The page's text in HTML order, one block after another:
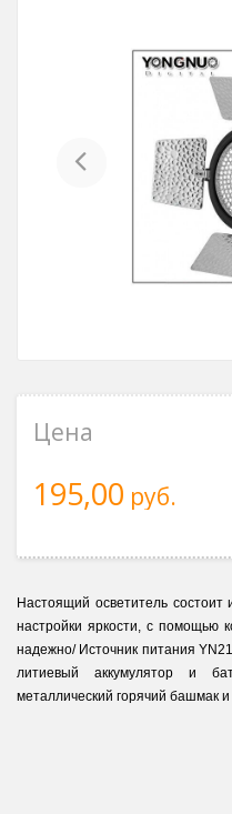
Цена
195,00 руб.
Настоящий осветитель
настройки яркости, с помощью
надежно/ Источник питания
литиевый аккумулятор и
металлический горячий башмак